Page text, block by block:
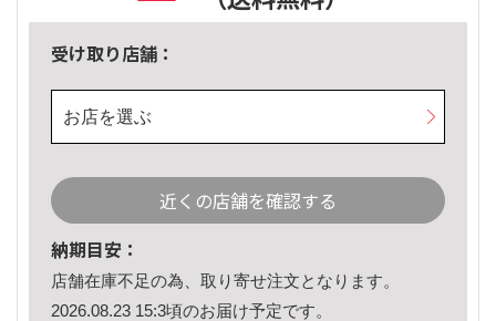
受け取り店舗：
お店を選ぶ
近くの店舗を確認する
納期目安：
店舗在庫不足の為、取り寄せ注文となります。
2026.08.23 15:3頃のお届け予定です。